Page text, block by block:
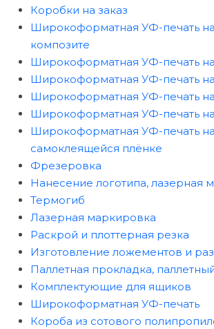
Коробки на заказ
Широкоформатная УФ-печать
композите
Широкоформатная УФ-печать на
Широкоформатная УФ-печать на
Широкоформатная УФ-печать
Широкоформатная УФ-печать
Широкоформатная УФ-печать на
самоклеящейся плёнке
Фрезеровка
Нанесение логотипа, лазерная
Термогиб
Лазерная маркировка
Раскрой и плоттерная резка
Изготовление ложементов и
Паллетная прокладка,
Комплектующие для ящиков
Широкоформатная УФ-печать
Короба из сотового